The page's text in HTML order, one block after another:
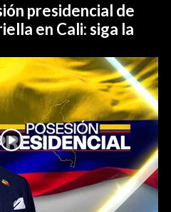
presidencial de
en Cali: siga la